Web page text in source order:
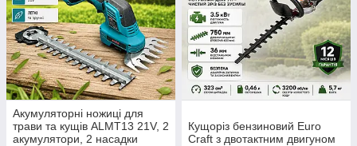
Акумуляторні ножиці для
трави та кущів ALMT13 21V, 2
акумулятори, 2 насадки
Кущоріз бензиновий Euro
Craft з двотактним двигуном